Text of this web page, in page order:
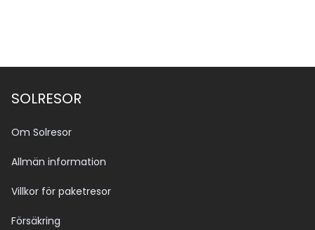
SOLRESOR
Om Solresor
Allmän information
Villkor för paketresor
Försäkring